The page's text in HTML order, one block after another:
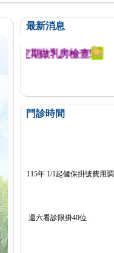
最新消息
定期做乳房檢查!
門診時間
115年 1/1起健保掛號費用
週六看診限掛40位